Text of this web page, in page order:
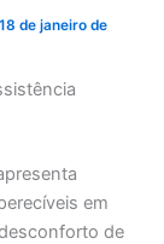
18 de janeiro de
em
de